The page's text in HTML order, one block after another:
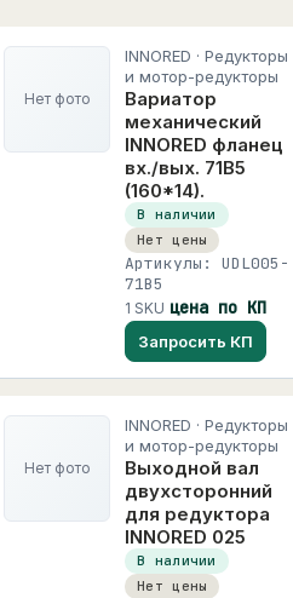
Нет фото
INNORED · Редукторы
и мотор-редукторы
Вариатор
механический
INNORED фланец
вх./вых. 71B5
(160*14).
В наличии
Нет цены
Артикулы: UDL005-
71B5
1 SKU цена по КП
Запросить КП
Нет фото
INNORED · Редукторы
и мотор-редукторы
Выходной вал
двухсторонний
для редуктора
INNORED 025
В наличии
Нет цены